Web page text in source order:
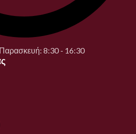
8:30 - 16:30